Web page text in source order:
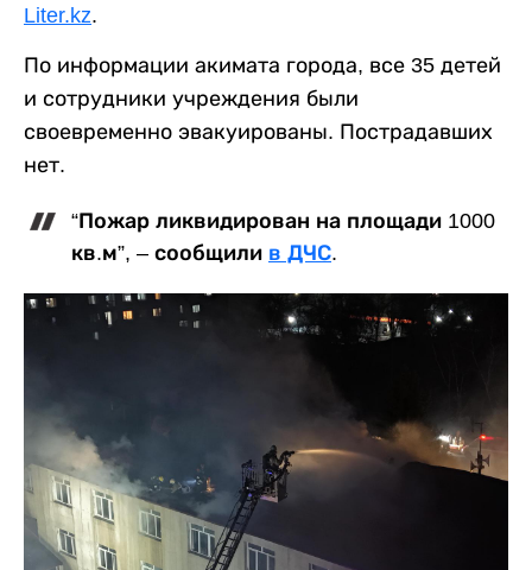
Liter.kz.
По информации акимата города, все 35 детей
и сотрудники учреждения были
своевременно эвакуированы. Пострадавших
нет.
“Пожар ликвидирован на площади 1000
кв.м”, – сообщили в ДЧС.